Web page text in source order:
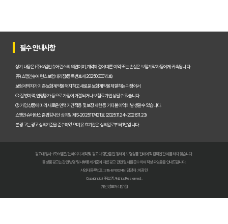
펫보험비교사이트 현명하게 고르는 법: 보장 범위별 주요 서비스 비교 분석
숨은 혜택까지 찾는 펫보험비교사이트 100% 활용 노하우 대공개
펫보험비교사이트, 이것만 알면 후회 없다! 현명한 선택 가이드
펫보험비교사이트, 정말 최저가만 중요할까? 놓치기 쉬운 함정들 파헤치기
펫보험비교사이트 실제 이용 후기: 숨겨진 장점과 단점 총정리
펫보험비교사이트, 현명한 보호자가 꼭 알아야 할 선택 기준 5가지
필수 안내사항
상기 내용은 (주)쇼엠인슈어런스의 의견이며, 계약체결에 따른 이익 또는 손실은 보험계약자 등에게 귀속됩니다.
(주)쇼엠인슈어런스 보험대리점(등록번호 제2025030014호)
보험계약자가 기존 보험계약을 해지하고 새로운 보험계약을 체결하는 과정에서
① 질병이력, 연령증가 등으로 가입이 거절되거나 보험료가 인상될 수 있습니다.
② 가입 상품에 따라 새로운 면책기간 적용 및 보장 제한 등 기타 불이익이 발생할 수 있습니다.
쇼엠인슈어런스 준법감시인 심의필 제S-2025117421호 (2025.11.24~2026.11.23)
본 광고는 광고심의기준을 준수하였으며, 유효기간은 심의일로부터 1년입니다.
광고대행사 : ㈜쇼엠은/는 페이지 제작 및 광고 대행만을 진행하며, 보험상품 판매에 직접적인 관여를 하지 않습니다.
동 상품광고는 관련 법령 및 내부통제기준에 따른 광고 관련 절차를 준수하여 작성되었음을 안내드립니다.
사업자등록번호 : 318-87-00348 | 담당자 : 이광헌
Copyright (c) ㈜쇼엠 All rights Reserved.
[개인정보처리방침]